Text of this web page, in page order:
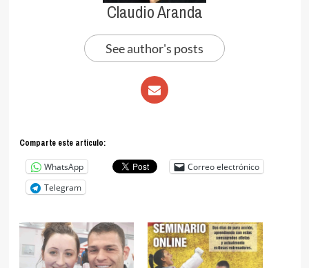
Claudio Aranda
See author's posts
Comparte este articulo:
WhatsApp
Correo electrónico
Telegram